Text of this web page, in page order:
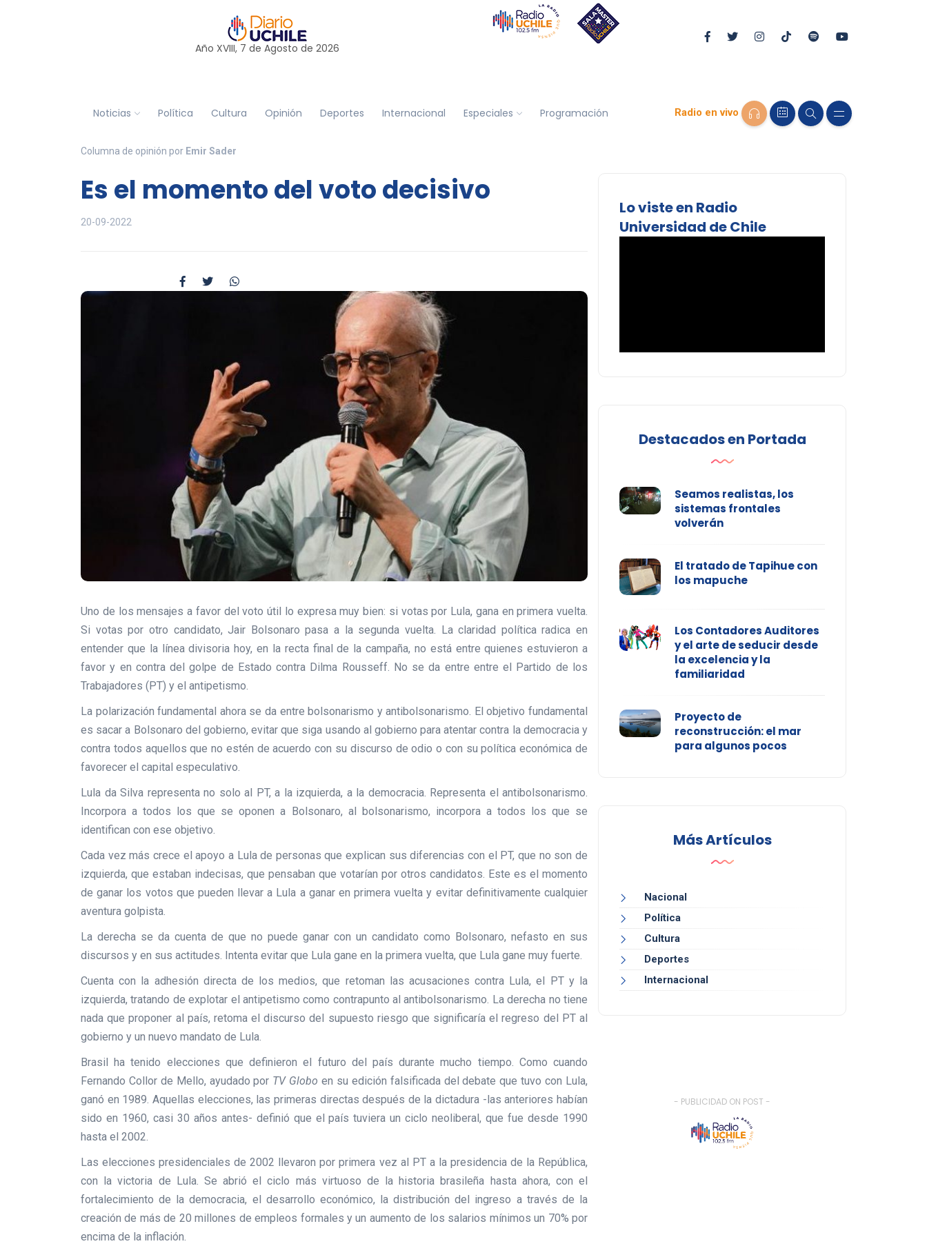
Año XVIII, 7 de Agosto de 2026
Noticias Política Cultura Opinión Deportes Internacional Especiales Programación Radio en vivo
Columna de opinión por Emir Sader
Es el momento del voto decisivo
20-09-2022
Uno de los mensajes a favor del voto útil lo expresa muy bien: si votas por Lula, gana en primera vuelta.
Si votas por otro candidato, Jair Bolsonaro pasa a la segunda vuelta. La claridad política radica en
entender que la línea divisoria hoy, en la recta final de la campaña, no está entre quienes estuvieron a
favor y en contra del golpe de Estado contra Dilma Rousseff. No se da entre entre el Partido de los
Trabajadores (PT) y el antipetismo.
La polarización fundamental ahora se da entre bolsonarismo y antibolsonarismo. El objetivo fundamental
es sacar a Bolsonaro del gobierno, evitar que siga usando al gobierno para atentar contra la democracia y
contra todos aquellos que no estén de acuerdo con su discurso de odio o con su política económica de
favorecer el capital especulativo.
Lula da Silva representa no solo al PT, a la izquierda, a la democracia. Representa el antibolsonarismo.
Incorpora a todos los que se oponen a Bolsonaro, al bolsonarismo, incorpora a todos los que se
identifican con ese objetivo.
Cada vez más crece el apoyo a Lula de personas que explican sus diferencias con el PT, que no son de
izquierda, que estaban indecisas, que pensaban que votarían por otros candidatos. Este es el momento
de ganar los votos que pueden llevar a Lula a ganar en primera vuelta y evitar definitivamente cualquier
aventura golpista.
La derecha se da cuenta de que no puede ganar con un candidato como Bolsonaro, nefasto en sus
discursos y en sus actitudes. Intenta evitar que Lula gane en la primera vuelta, que Lula gane muy fuerte.
Cuenta con la adhesión directa de los medios, que retoman las acusaciones contra Lula, el PT y la
izquierda, tratando de explotar el antipetismo como contrapunto al antibolsonarismo. La derecha no tiene
nada que proponer al país, retoma el discurso del supuesto riesgo que significaría el regreso del PT al
gobierno y un nuevo mandato de Lula.
Brasil ha tenido elecciones que definieron el futuro del país durante mucho tiempo. Como cuando
Fernando Collor de Mello, ayudado por TV Globoen su edición falsificada del debate que tuvo con Lula,
ganó en 1989. Aquellas elecciones, las primeras directas después de la dictadura -las anteriores habían
sido en 1960, casi 30 años antes- definió que el país tuviera un ciclo neoliberal, que fue desde 1990
hasta el 2002.
Las elecciones presidenciales de 2002 llevaron por primera vez al PT a la presidencia de la República,
con la victoria de Lula. Se abrió el ciclo más virtuoso de la historia brasileña hasta ahora, con el
fortalecimiento de la democracia, el desarrollo económico, la distribución del ingreso a través de la
creación de más de 20 millones de empleos formales y un aumento de los salarios mínimos un 70% por
encima de la inflación.
Lo viste en Radio
Universidad de Chile
Destacados en Portada
Seamos realistas, los
sistemas frontales
volverán
El tratado de Tapihue con
los mapuche
Los Contadores Auditores
y el arte de seducir desde
la excelencia y la
familiaridad
Proyecto de
reconstrucción: el mar
para algunos pocos
Más Artículos
Nacional
Política
Cultura
Deportes
Internacional
- PUBLICIDAD ON POST -